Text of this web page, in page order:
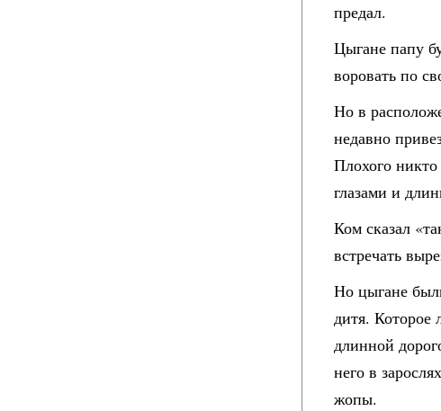
предал.
Цыгане папу
воровать по
Но в
недавно
Плохого
глазами и
Ком сказал
встречать
Но цыгане
дитя. Которое
длинной
него в
жопы.